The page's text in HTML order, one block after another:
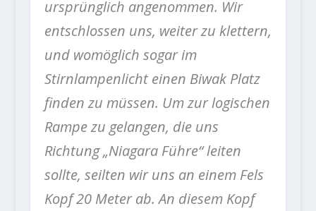
ursprünglich angenommen. Wir
entschlossen uns, weiter zu klettern,
und womöglich sogar im
Stirnlampenlicht einen Biwak Platz
finden zu müssen. Um zur logischen
Rampe zu gelangen, die uns
Richtung „Niagara Führe“ leiten
sollte, seilten wir uns an einem Fels
Kopf 20 Meter ab. An diesem Kopf